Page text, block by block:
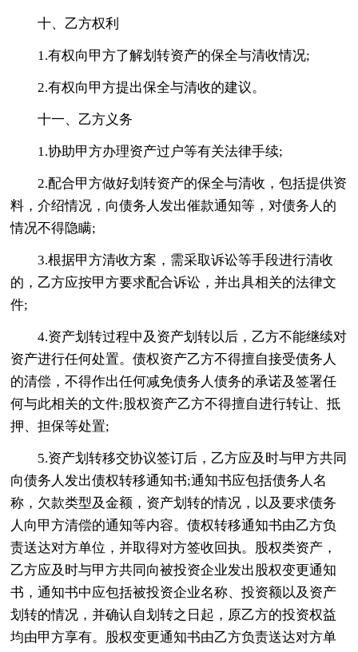
十、乙方权利
1.有权向甲方了解划转资产的保全与清收情况;
2.有权向甲方提出保全与清收的建议。
十一、乙方义务
1.协助甲方办理资产过户等有关法律手续;
2.配合甲方做好划转资产的保全与清收，包括提供资
料，介绍情况，向债务人发出催款通知等，对债务人的
情况不得隐瞒;
3.根据甲方清收方案，需采取诉讼等手段进行清收
的，乙方应按甲方要求配合诉讼，并出具相关的法律文
件;
4.资产划转过程中及资产划转以后，乙方不能继续对
资产进行任何处置。债权资产乙方不得擅自接受债务人
的清偿，不得作出任何减免债务人债务的承诺及签署任
何与此相关的文件;股权资产乙方不得擅自进行转让、抵
押、担保等处置;
5.资产划转移交协议签订后，乙方应及时与甲方共同
向债务人发出债权转移通知书;通知书应包括债务人名
称，欠款类型及金额，资产划转的情况，以及要求债务
人向甲方清偿的通知等内容。债权转移通知书由乙方负
责送达对方单位，并取得对方签收回执。股权类资产，
乙方应及时与甲方共同向被投资企业发出股权变更通知
书，通知书中应包括被投资企业名称、投资额以及资产
划转的情况，并确认自划转之日起，原乙方的投资权益
均由甲方享有。股权变更通知书由乙方负责送达对方单